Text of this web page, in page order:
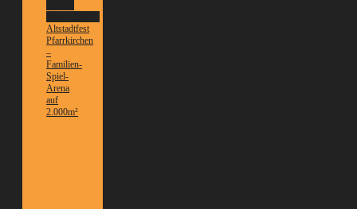
Altstadtfest
Pfarrkirchen
–
Familien-
Spiel-
Arena
auf
2.000m²